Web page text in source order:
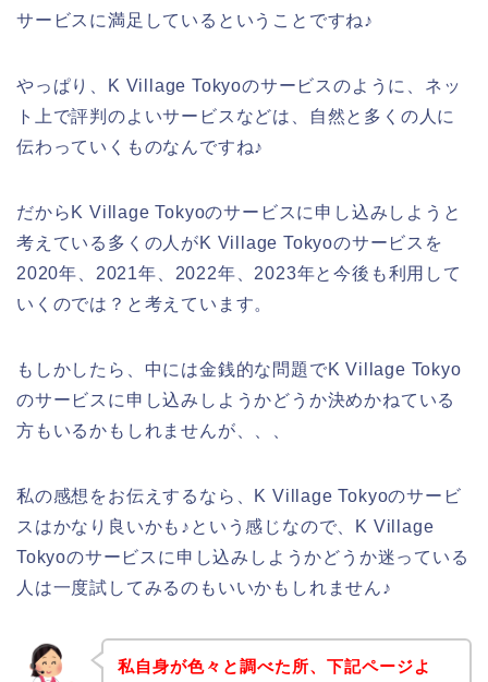
サービスに満足しているということですね♪
やっぱり、K Village Tokyoのサービスのように、ネッ
ト上で評判のよいサービスなどは、自然と多くの人に
伝わっていくものなんですね♪
だからK Village Tokyoのサービスに申し込みしようと
考えている多くの人がK Village Tokyoのサービスを
2020年、2021年、2022年、2023年と今後も利用して
いくのでは？と考えています。
もしかしたら、中には金銭的な問題でK Village Tokyo
のサービスに申し込みしようかどうか決めかねている
方もいるかもしれませんが、、、
私の感想をお伝えするなら、K Village Tokyoのサービ
スはかなり良いかも♪という感じなので、K Village
Tokyoのサービスに申し込みしようかどうか迷っている
人は一度試してみるのもいいかもしれません♪
私自身が色々と調べた所、下記ページよ